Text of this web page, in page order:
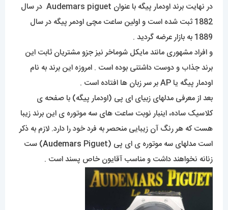
در نهایت برند اودمار پیگه با عنوان Audemars piguet در سال
1882 ثبت شده است و اولین ساعت مچی اودمر پیگه در سال
1889 به بازار عرضه گردید .
و افراد مشهوری مانند مایکل شوماخر نیز جزو مشتریان ثابت این
برند جذاب و دوست داشتنی بوده است . امروزه این برند به نام
اودمار پیگه یا AP بر سر زبان ها افتاده است .
بعد از معرفی مدلهای زبیای ای پی (اودمار پیگه) با صفحه ی
کلاسیک ساده، اینبار نوبت ساعت های سه موتوره ی این برند زیبا
هست که هر رنگ آن زیبایی منحصر به فرد خود را دارد. لازم به ذکر
است مدلهای سه موتوره ی ای پی (
AudemarsPiguet) ست
زنانه نخواهند داشت و مناسب آقایون خاص پسند است .